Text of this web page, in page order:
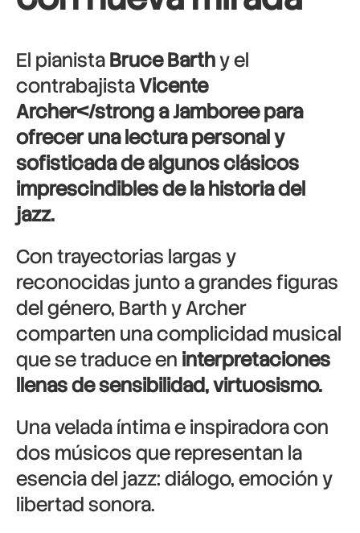
El pianistaBruce Barthy el
contrabajistaVicente
Archer</strong aJamboreepara
ofrecer una lectura personal y
sofisticada de algunosclásicos
imprescindibles de la historia del
jazz.
Con trayectorias largas y
reconocidas junto a grandes figuras
del género, Barth y Archer
comparten una complicidad musical
que se traduce en interpretaciones
llenas de sensibilidad, virtuosismo.
Una velada íntima e inspiradora con
dos músicos que representan la
esencia del jazz: diálogo, emoción y
libertad sonora.